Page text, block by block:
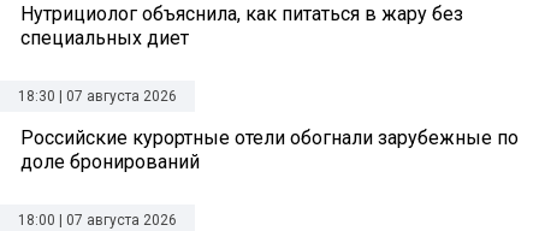
Нутрициолог объяснила, как питаться в жару без
специальных диет
18:30 | 07 августа 2026
Российские курортные отели обогнали зарубежные по
доле бронирований
18:00 | 07 августа 2026